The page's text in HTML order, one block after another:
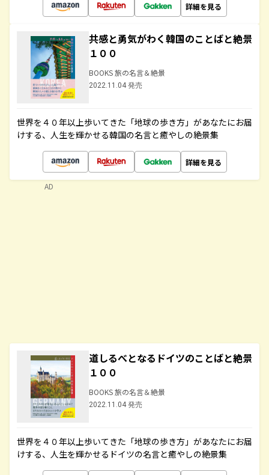
詳細を見る
共感と勇気がわく韓国のことばと絶景
１００
BOOKS 旅の名言＆絶景
2022.11.04 発売
世界を４０年以上歩いてきた「地球の歩き方」があなたにお届
けする、人生を輝かせる韓国の名言と癒やしの絶景集
詳細を見る
道しるべとなるドイツのことばと絶景
１００
BOOKS 旅の名言＆絶景
2022.11.04 発売
世界を４０年以上歩いてきた「地球の歩き方」があなたにお届
けする、人生を輝かせるドイツの名言と癒やしの絶景集
AD